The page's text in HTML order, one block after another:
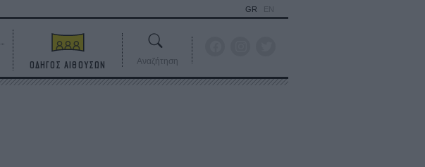
GR EN
ΟΔΗΓΟΣ ΑΙΘΟΥΣΩΝ Αναζήτηση